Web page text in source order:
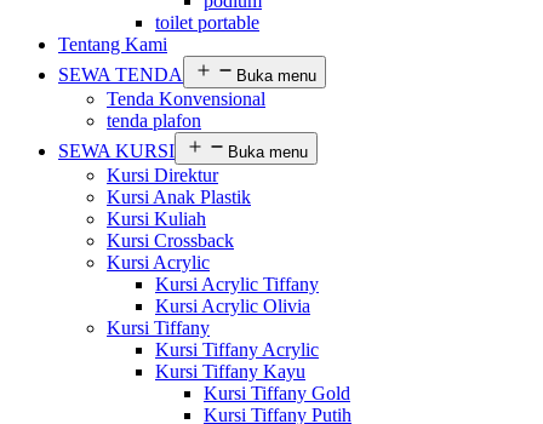
toilet portable
Tentang Kami
SEWA TENDA
Buka menu
Tenda Konvensional
tenda plafon
SEWA KURSI
Buka menu
Kursi Direktur
Kursi Anak Plastik
Kursi Kuliah
Kursi Crossback
Kursi Acrylic
Kursi Acrylic Tiffany
Kursi Acrylic Olivia
Kursi Tiffany
Kursi Tiffany Acrylic
Kursi Tiffany Kayu
Kursi Tiffany Gold
Kursi Tiffany Putih